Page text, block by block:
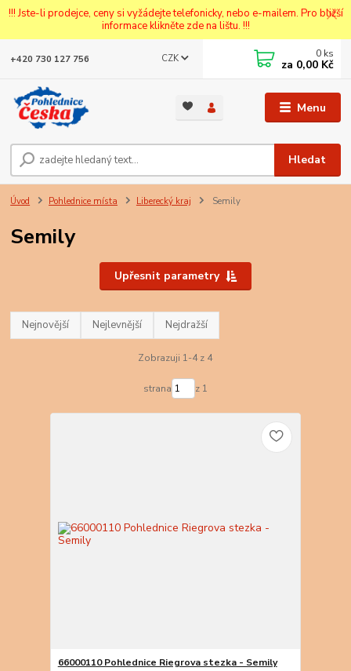
!!! Jste-li prodejce, ceny si vyžádejte telefonicky, nebo e-mailem. Pro bližší
informace klikněte zde na lištu. !!!
Menu
CZK
Hledat
+420 730 127 756 0 ks
za 0,00 Kč
Úvod Pohlednice místa Liberecký kraj Semily
Semily
Upřesnit parametry
Nejnovější Nejlevnější Nejdražší
Zobrazuji 1-4 z 4
strana z 1
66000110 Pohlednice Riegrova stezka - Semily